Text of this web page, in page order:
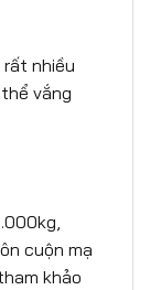
nhiều
vắng
cuộn mạ
khảo